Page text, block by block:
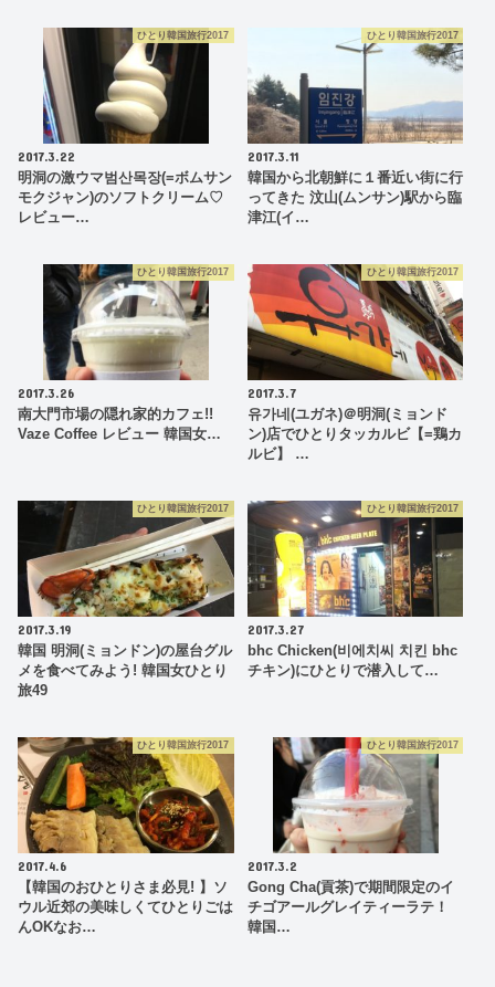
ひとり韓国旅行2017
2017.3.22
明洞の激ウマ범산목장(=ボムサン
モクジャン)のソフトクリーム♡
レビュー…
ひとり韓国旅行2017
2017.3.11
韓国から北朝鮮に１番近い街に行
ってきた 汶山(ムンサン)駅から臨
津江(イ…
ひとり韓国旅行2017
2017.3.26
南大門市場の隠れ家的カフェ!!
Vaze Coffee レビュー 韓国女…
ひとり韓国旅行2017
2017.3.7
유가네(ユガネ)＠明洞(ミョンド
ン)店でひとりタッカルビ【=鶏カ
ルビ】 …
ひとり韓国旅行2017
2017.3.19
韓国 明洞(ミョンドン)の屋台グル
メを食べてみよう! 韓国女ひとり
旅49
ひとり韓国旅行2017
2017.3.27
bhc Chicken(비에치씨 치킨 bhc
チキン)にひとりで潜入して…
ひとり韓国旅行2017
2017.4.6
【韓国のおひとりさま必見! 】ソ
ウル近郊の美味しくてひとりごは
んOKなお…
ひとり韓国旅行2017
2017.3.2
Gong Cha(貢茶)で期間限定のイ
チゴアールグレイティーラテ！
韓国…